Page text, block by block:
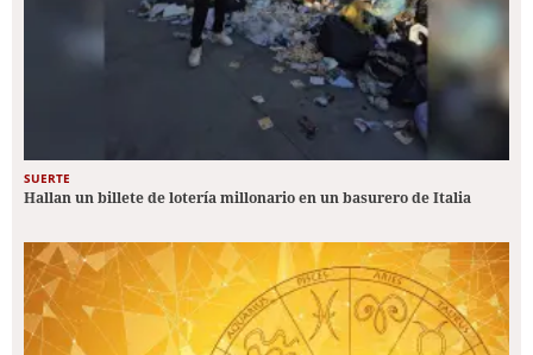
SUERTE
Hallan un billete de lotería millonario en un basurero de Italia